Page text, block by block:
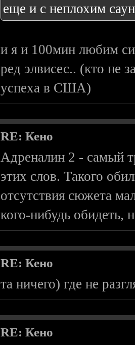
еще и с неплохим
и я и 100мин любим
ред элвисес.. (кто не
успеха в США)
RE: Кено
Адреналин 2 - самый
этих слов. Такого
отсутствия сюжета
кого-нибудь обидеть,
RE: Кено
та ничего) где не
RE: Кено